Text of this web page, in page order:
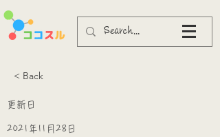
< Back
更新日
2021年11月28日